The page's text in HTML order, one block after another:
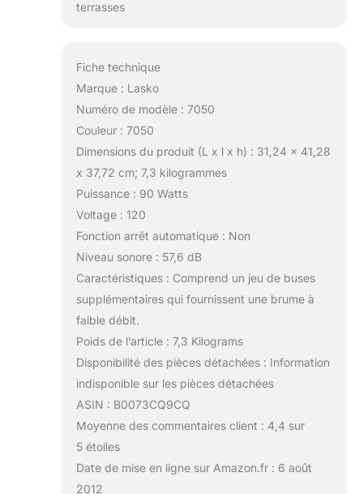
terrasses
Fiche technique
Marque : Lasko
Numéro de modèle : 7050
Couleur : 7050
Dimensions du produit (L x l x h) : 31,24 x 41,28
x 37,72 cm; 7,3 kilogrammes
Puissance : 90 Watts
Voltage : 120
Fonction arrêt automatique : Non
Niveau sonore : 57,6 dB
Caractéristiques : Comprend un jeu de buses
supplémentaires qui fournissent une brume à
faible débit.
Poids de l’article : 7,3 Kilograms
Disponibilité des pièces détachées : Information
indisponible sur les pièces détachées
ASIN : B0073CQ9CQ
Moyenne des commentaires client : 4,4 sur
5 étoiles
Date de mise en ligne sur Amazon.fr : 6 août
2012